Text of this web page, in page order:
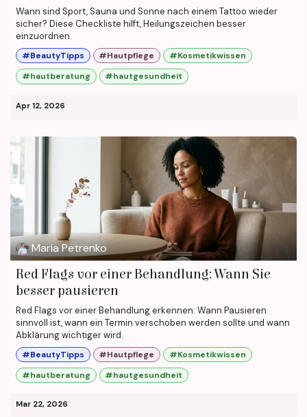
Wann sind Sport, Sauna und Sonne nach einem Tattoo wieder
sicher? Diese Checkliste hilft, Heilungszeichen besser
einzuordnen.
#BeautyTipps #Hautpflege
#Kosmetikwissen
#hautberatung
#hautgesundheit
Apr 12, 2026
Maria Petrenko
Red Flags vor einer Behandlung: Wann Sie
besser pausieren
Red Flags vor einer Behandlung erkennen: Wann Pausieren
sinnvoll ist, wann ein Termin verschoben werden sollte und wann
Abklärung wichtiger wird.
#BeautyTipps #Hautpflege
#Kosmetikwissen
#hautberatung
#hautgesundheit
Mar 22, 2026